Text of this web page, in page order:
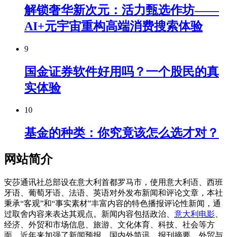
解锁奢华新次元：活力甄选作坊——
AI+元宇宙重构高端消费搜索体验
9
国金证券软件好用吗？一个股民的真
实体验
10
基金的种类：你究竟该怎么选才对？
网站简介
安莎通讯社总部设在意大利首都罗马市，使用意大利语、西班
牙语、葡萄牙语、法语、英语对外发布新闻和评论文章，本社
秉承“客观”和“事实素材”丰富内容的特色播报评论性新闻，通
过取舍内容来表达其观点。新闻内容包括政治、 意大利电影
经济、外贸和市场信息、旅游、文化体育、科技、社会等方